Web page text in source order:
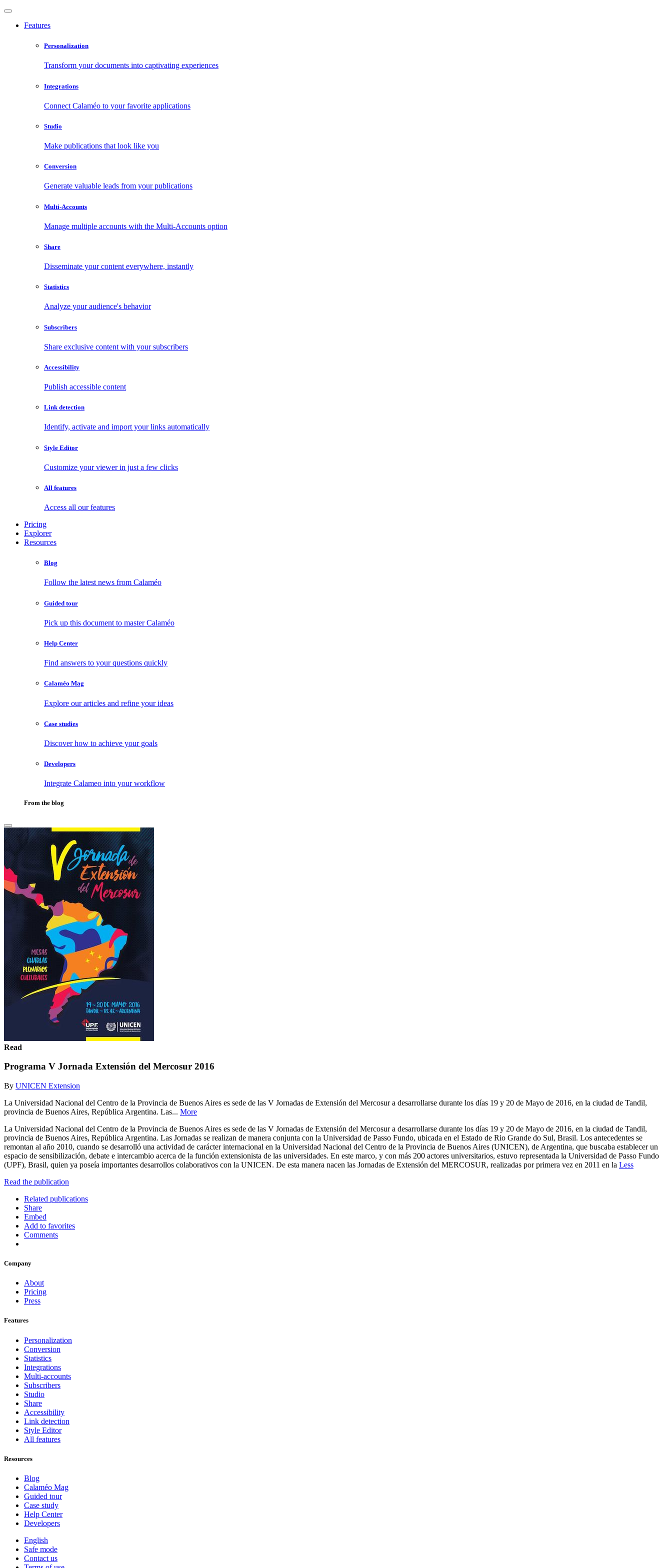
Features
Personalization
Transform your documents into captivating experiences
Integrations
Connect Calaméo to your favorite applications
Studio
Make publications that look like you
Conversion
Generate valuable leads from your publications
Multi-Accounts
Manage multiple accounts with the Multi-Accounts option
Share
Disseminate your content everywhere, instantly
Statistics
Analyze your audience's behavior
Subscribers
Share exclusive content with your subscribers
Accessibility
Publish accessible content
Link detection
Identify, activate and import your links automatically
Style Editor
Customize your viewer in just a few clicks
All features
Access all our features
Pricing
Explorer
Resources
Blog
Follow the latest news from Calaméo
Guided tour
Pick up this document to master Calaméo
Help Center
Find answers to your questions quickly
Calaméo Mag
Explore our articles and refine your ideas
Case studies
Discover how to achieve your goals
Developers
Integrate Calameo into your workflow
From the blog
Read
Programa V Jornada Extensión del Mercosur 2016
By UNICEN Extension
La Universidad Nacional del Centro de la Provincia de Buenos Aires es sede de las V Jornadas de Extensión del Mercosur a desarrollarse durante los días 19 y 20 de Mayo de 2016, en la ciudad de Tandil,
provincia de Buenos Aires, República Argentina. Las... More
La Universidad Nacional del Centro de la Provincia de Buenos Aires es sede de las V Jornadas de Extensión del Mercosur a desarrollarse durante los días 19 y 20 de Mayo de 2016, en la ciudad de Tandil,
provincia de Buenos Aires, República Argentina. Las Jornadas se realizan de manera conjunta con la Universidad de Passo Fundo, ubicada en el Estado de Rio Grande do Sul, Brasil. Los antecedentes se
remontan al año 2010, cuando se desarrolló una actividad de carácter internacional en la Universidad Nacional del Centro de la Provincia de Buenos Aires (UNICEN), de Argentina, que buscaba establecer un
espacio de sensibilización, debate e intercambio acerca de la función extensionista de las universidades. En este marco, y con más 200 actores universitarios, estuvo representada la Universidad de Passo Fundo
(UPF), Brasil, quien ya poseía importantes desarrollos colaborativos con la UNICEN. De esta manera nacen las Jornadas de Extensión del MERCOSUR, realizadas por primera vez en 2011 en la Less
Read the publication
Related publications
Share
Embed
Add to favorites
Comments
Company
About
Pricing
Press
Features
Personalization
Conversion
Statistics
Integrations
Multi-accounts
Subscribers
Studio
Share
Accessibility
Link detection
Style Editor
All features
Resources
Blog
Calaméo Mag
Guided tour
Case study
Help Center
Developers
English
Safe mode
Contact us